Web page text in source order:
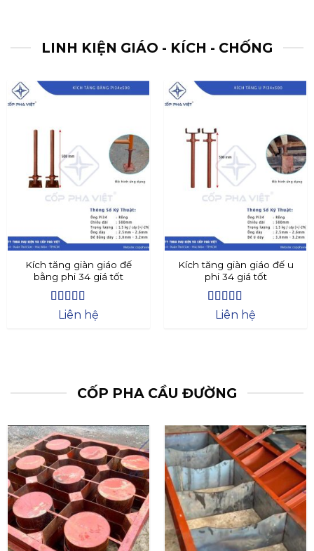
LINH KIỆN GIÁO - KÍCH - CHỐNG
Kích tăng giàn giáo đế
bằng phi 34 giá tốt
Được xếp
5
Liên hệ
Kích tăng giàn giáo đế u
phi 34 giá tốt
Được xếp
5
Liên hệ
CỐP PHA CẦU ĐƯỜNG